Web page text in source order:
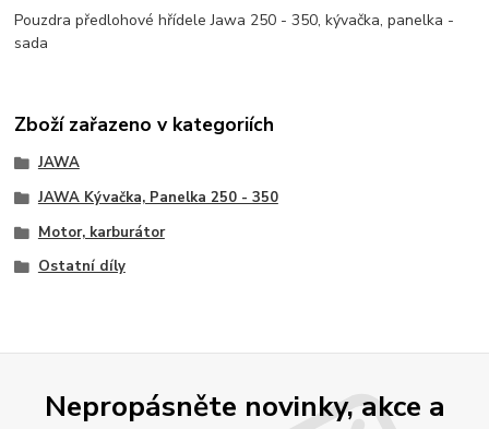
Pouzdra předlohové hřídele Jawa 250 - 350, kývačka, panelka -
sada
Zboží zařazeno v kategoriích
JAWA
JAWA Kývačka, Panelka 250 - 350
Motor, karburátor
Ostatní díly
Nepropásněte novinky, akce a